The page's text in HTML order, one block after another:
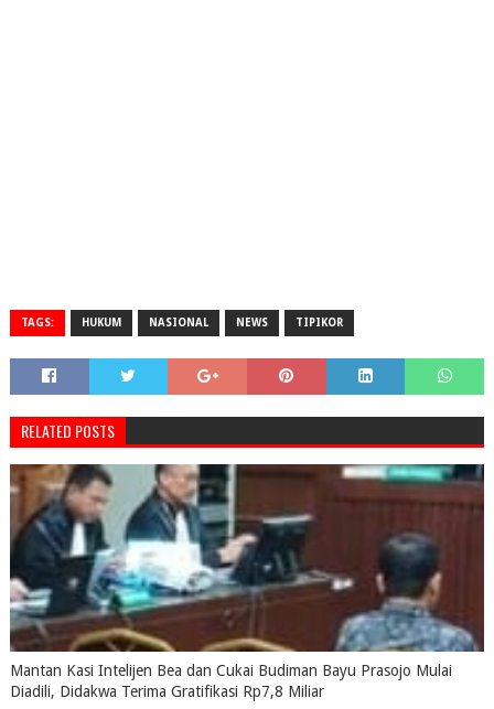
TAGS: HUKUM NASIONAL NEWS TIPIKOR
RELATED POSTS
Mantan Kasi Intelijen Bea dan Cukai Budiman Bayu Prasojo Mulai
Diadili, Didakwa Terima Gratifikasi Rp7,8 Miliar